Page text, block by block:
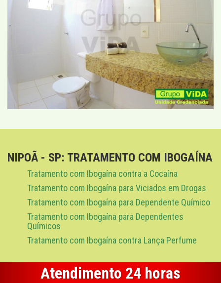
NIPOÃ - SP: TRATAMENTO COM IBOGAÍNA
Tratamento com Ibogaína contra a Cocaína
Tratamento com Ibogaína para Viciados em Drogas
Tratamento com Ibogaína para Dependente Químico
Tratamento com Ibogaína para Dependentes
Químicos
Tratamento com Ibogaína contra Lança Perfume
Atendimento 24 horas